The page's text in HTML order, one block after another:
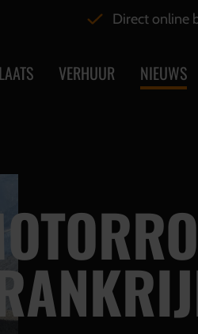
Direct online
VERHUUR NIEUWS